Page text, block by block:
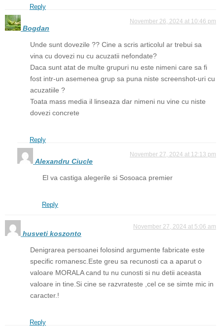
Reply
Bogdan
November 26, 2024 at 10:46 pm
Unde sunt dovezile ?? Cine a scris articolul ar trebui sa
vina cu dovezi nu cu acuzatii nefondate?
Daca sunt atat de multe grupuri nu este nimeni care sa fi
fost intr-un asemenea grup sa puna niste screenshot-uri cu
acuzatiile ?
Toata mass media il linseaza dar nimeni nu vine cu niste
dovezi concrete
Reply
Alexandru Ciucle
November 27, 2024 at 12:13 pm
El va castiga alegerile si Sosoaca premier
Reply
husveti koszonto
November 27, 2024 at 5:06 am
Denigrarea persoanei folosind argumente fabricate este
specific romanesc.Este greu sa recunosti ca a aparut o
valoare MORALA cand tu nu cunosti si nu detii aceasta
valoare in tine.Si cine se razvrateste ,cel ce se simte mic in
caracter.!
Reply